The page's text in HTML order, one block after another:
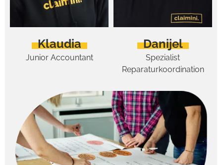
Klaudia
Junior Accountant
Danijel
Spezialist
Reparaturkoordination